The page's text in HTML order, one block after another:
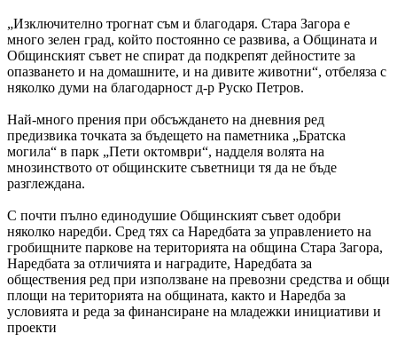
„Изключително трогнат съм и благодаря. Стара Загора е
много зелен град, който постоянно се развива, а Общината и
Общинският съвет не спират да подкрепят дейностите за
опазването и на домашните, и на дивите животни“, отбеляза с
няколко думи на благодарност д-р Руско Петров.
Най-много прения при обсъждането на дневния ред
предизвика точката за бъдещето на паметника „Братска
могила“ в парк „Пети октомври“, надделя волята на
мнозинството от общинските съветници тя да не бъде
разглеждана.
С почти пълно единодушие Общинският съвет одобри
няколко наредби. Сред тях са Наредбата за управлението на
гробищните паркове на територията на община Стара Загора,
Наредбата за отличията и наградите, Наредбата за
обществения ред при използване на превозни средства и общи
площи на територията на общината, както и Наредба за
условията и реда за финансиране на младежки инициативи и
проекти